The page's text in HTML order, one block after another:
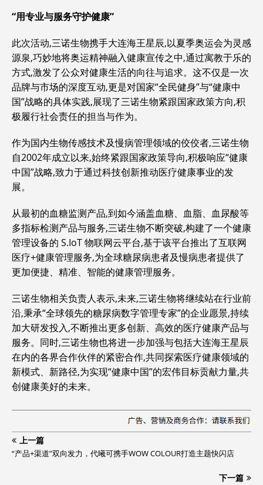
“用专业与服务守护健康”
此次活动,三诺生物携手大连海王星辰,以夏季奥运会为灵感
源泉,巧妙地将奥运精神融入健康宣传之中,通过寓教于乐的
方式,激发了公众对健康生活的向往与追求。这不仅是一次
品牌与市场的深度互动,更是对国家“全民健身”与“健康中
国”战略的具体实践,展现了三诺生物紧跟国家政策方向,积
极履行社会责任的担当与作为。
作为国内生物传感技术及慢病管理领域的佼佼者,三诺生物
自2002年成立以来,始终紧跟国家政策导向,积极响应“健康
中国”战略,致力于通过科技创新推动医疗健康事业的发
展。
从最初的血糖监测产品,到如今涵盖血糖、血脂、血尿酸等
多指标检测产品与服务,三诺生物不断突破,构建了一个健康
管理设备的 S.IoT 物联网云平台,基于该平台推出了互联网
医疗+健康管理服务,为全球糖尿病患者及慢病患者提供了
更加便捷、精准、智能的健康管理服务。
三诺生物相关负责人表示,未来,三诺生物将继续站在行业前
沿,秉承“全球领先的糖尿病数字管理专家”的企业愿景,持续
加大研发投入,不断推出更多创新、高效的医疗健康产品与
服务。同时,三诺生物也将进一步加强与包括大连海王星辰
在内的各界合作伙伴的紧密合作,共同探索医疗健康领域的
新模式、新路径,为实现“健康中国”的宏伟目标贡献力量,共
创健康美好的未来。
上一篇
“产品+渠道”双向发力，代曦可携手WOW COLOUR打造主题快闪店
下一篇